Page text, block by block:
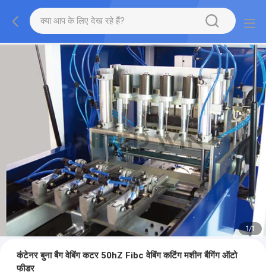
1/1
कंटेनर बुना बैग वेबिंग कटर 50hZ Fibc वेबिंग कटिंग मशीन बैगिंग ऑटो
फीडर